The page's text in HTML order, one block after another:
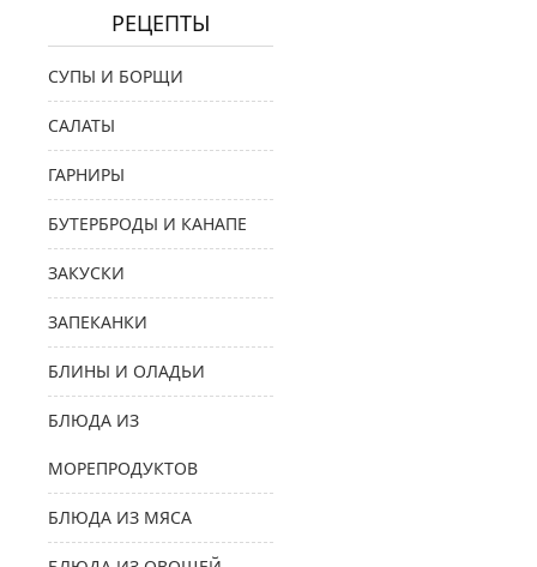
РЕЦЕПТЫ
СУПЫ И БОРЩИ
САЛАТЫ
ГАРНИРЫ
БУТЕРБРОДЫ И КАНАПЕ
ЗАКУСКИ
ЗАПЕКАНКИ
БЛИНЫ И ОЛАДЬИ
БЛЮДА ИЗ
МОРЕПРОДУКТОВ
БЛЮДА ИЗ МЯСА